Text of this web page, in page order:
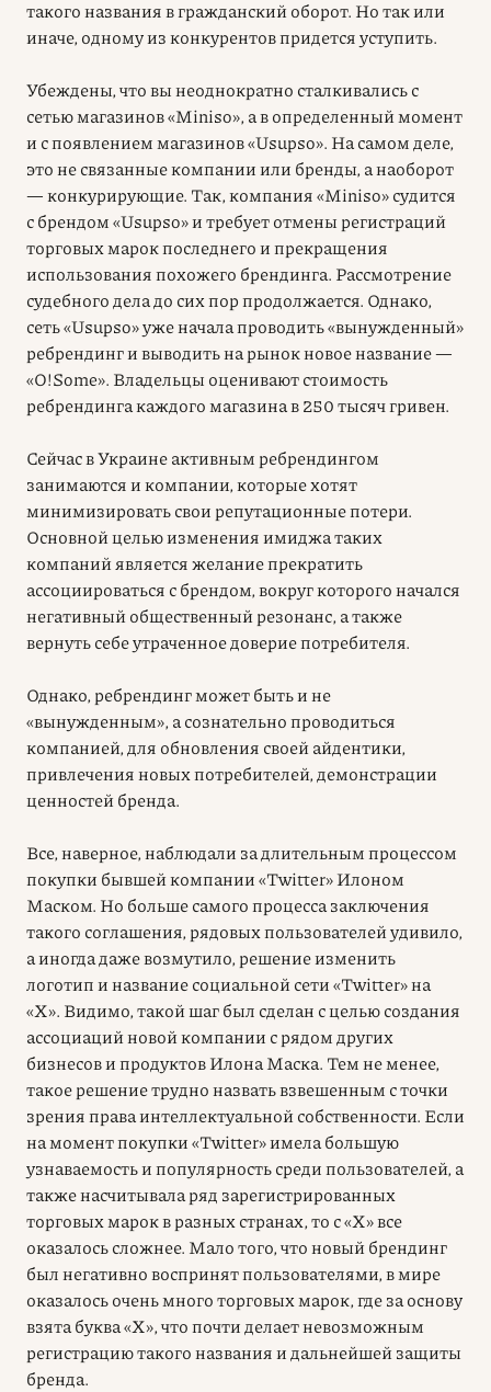
такого названия в гражданский оборот. Но так или
иначе, одному из конкурентов придется уступить.
Убеждены, что вы неоднократно сталкивались с
сетью магазинов «Miniso», а в определенный момент
и с появлением магазинов «Usupso». На самом деле,
это не связанные компании или бренды, а наоборот
— конкурирующие. Так, компания «Miniso» судится
с брендом «Usupso» и требует отмены регистраций
торговых марок последнего и прекращения
использования похожего брендинга. Рассмотрение
судебного дела до сих пор продолжается. Однако,
сеть «Usupso» уже начала проводить «вынужденный»
ребрендинг и выводить на рынок новое название —
«O!Some». Владельцы оценивают стоимость
ребрендинга каждого магазина в 250 тысяч гривен.
Сейчас в Украине активным ребрендингом
занимаются и компании, которые хотят
минимизировать свои репутационные потери.
Основной целью изменения имиджа таких
компаний является желание прекратить
ассоциироваться с брендом, вокруг которого начался
негативный общественный резонанс, а также
вернуть себе утраченное доверие потребителя.
Однако, ребрендинг может быть и не
«вынужденным», а сознательно проводиться
компанией, для обновления своей айдентики,
привлечения новых потребителей, демонстрации
ценностей бренда.
Все, наверное, наблюдали за длительным процессом
покупки бывшей компании «Twitter» Илоном
Маском. Но больше самого процесса заключения
такого соглашения, рядовых пользователей удивило,
а иногда даже возмутило, решение изменить
логотип и название социальной сети «Twitter» на
«X». Видимо, такой шаг был сделан с целью создания
ассоциаций новой компании с рядом других
бизнесов и продуктов Илона Маска. Тем не менее,
такое решение трудно назвать взвешенным с точки
зрения права интеллектуальной собственности. Если
на момент покупки «Twitter» имела большую
узнаваемость и популярность среди пользователей, а
также насчитывала ряд зарегистрированных
торговых марок в разных странах, то с «X» все
оказалось сложнее. Мало того, что новый брендинг
был негативно воспринят пользователями, в мире
оказалось очень много торговых марок, где за основу
взята буква «X», что почти делает невозможным
регистрацию такого названия и дальнейшей защиты
бренда.